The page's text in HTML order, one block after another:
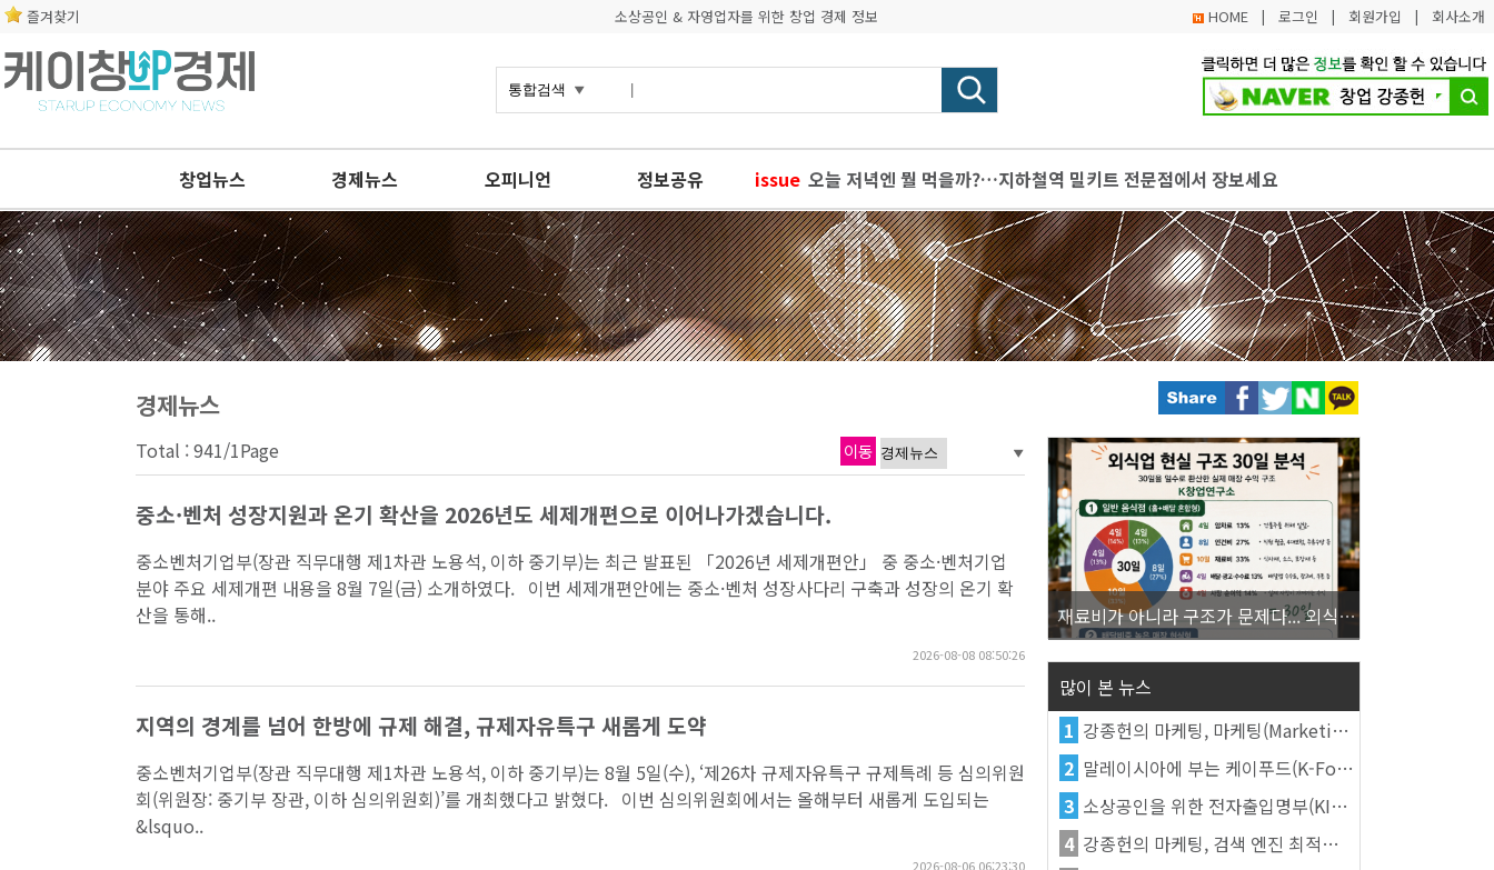
즐겨찾기 소상공인 & 자영업자를 위한 창업 경제 정보 HOME| 로그인 | 회원가입 | 회사소개
창업뉴스 경제뉴스 오피니언 정보공유 issue 오늘 저녁엔 뭘 먹을까?…지하철역 밀키트 전문점에서 장보세요
경기도, 양평 용문산 산나물 축제 등 우수 지역축제 23개 선정
궁평리마을 등 경기도 어촌마을 5곳 어촌마을 전진대회 수상
세종사이버대학교 외식창업프랜차이즈학과, 실무형 외식·프랜차이즈 전문가 양성의 중심으
게임 창업 희망 개발자 주목! 특강, 개발공간, 장비, 개발비까지 지원하는 경기게임아카데미
경제뉴스
Total : 941/1Page 이동
중소·벤처 성장지원과 온기 확산을 2026년도 세제개편으로 이어나가겠습니다.
중소벤처기업부(장관 직무대행 제1차관 노용석, 이하 중기부)는 최근 발표된 「2026년 세제개편안」 중 중소·벤처기업
분야 주요 세제개편 내용을 8월 7일(금) 소개하였다. 이번 세제개편안에는 중소·벤처 성장사다리 구축과 성장의 온기 확
산을 통해..
2026-08-08 08:50:26
지역의 경계를 넘어 한방에 규제 해결, 규제자유특구 새롭게 도약
중소벤처기업부(장관 직무대행 제1차관 노용석, 이하 중기부)는 8월 5일(수), ‘제26차 규제자유특구 규제특례 등 심의위원
회(위원장: 중기부 장관, 이하 심의위원회)’를 개최했다고 밝혔다. 이번 심의위원회에서는 올해부터 새롭게 도입되는
&lsquo..
2026-08-06 06:23:30
재료비가 아니라 구조가 문제다... 외식업 수익을 결정하는 진짜 숫자의 비밀
많이 본 뉴스
1 강종헌의 마케팅, 마케팅(Marketing)의 정의
2 말레이시아에 부는 케이푸드(K-Food) 열풍, 김치가 이어간다
3 소상공인을 위한 전자출입명부(KI-Pass)를 활용한다
4 강종헌의 마케팅, 검색 엔진 최적화(SEO, Search Engine Optimization)란